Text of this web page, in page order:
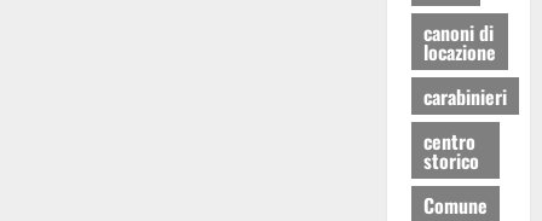
canoni di
locazione
carabinieri
centro
storico
Comune